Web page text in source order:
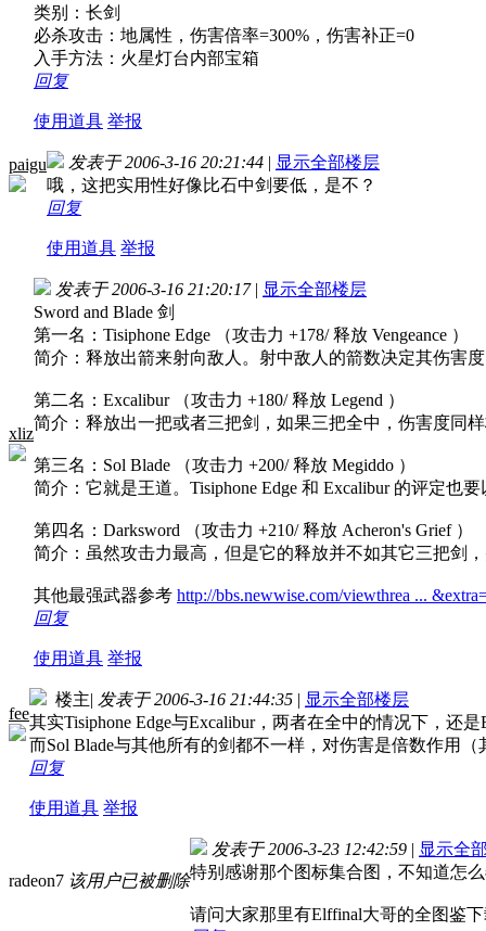
类别：长剑
必杀攻击：地属性，伤害倍率=300%，伤害补正=0
入手方法：火星灯台内部宝箱
回复
使用道具 举报
paigu 发表于 2006-3-16 20:21:44 | 显示全部楼层
哦，这把实用性好像比石中剑要低，是不？
回复
使用道具 举报
xliz
发表于 2006-3-16 21:20:17 | 显示全部楼层
Sword and Blade 剑
第一名：Tisiphone Edge （攻击力 +178/ 释放 Vengeance ）
简介：释放出箭来射向敌人。射中敌人的箭数决定其伤害
第二名：Excalibur （攻击力 +180/ 释放 Legend ）
简介：释放出一把或者三把剑，如果三把全中，伤害度同
第三名：Sol Blade （攻击力 +200/ 释放 Megiddo ）
简介：它就是王道。Tisiphone Edge 和 Excalibur 的评定也
第四名：Darksword （攻击力 +210/ 释放 Acheron's Grief ）
简介：虽然攻击力最高，但是它的释放并不如其它三把剑
其他最强武器参考 http://bbs.newwise.com/viewthrea ...
回复
使用道具 举报
fee
楼主| 发表于 2006-3-16 21:44:35 | 显示全部楼层
其实Tisiphone Edge与Excalibur，两者在全中的情况下，还
而Sol Blade与其他所有的剑都不一样，对伤害是倍数作用
回复
使用道具 举报
radeon7 该用户已被删除
发表于 2006-3-23 12:42:59 | 显示全
特别感谢那个图标集合图，不知道怎
请问大家那里有Elffinal大哥的全图鉴